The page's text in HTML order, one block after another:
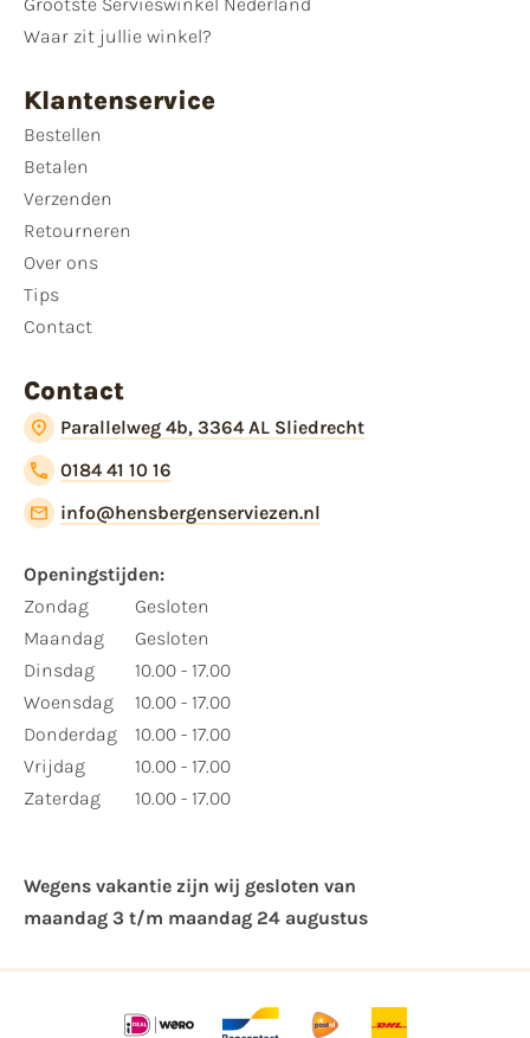
Grootste Servieswinkel Nederland
Waar zit jullie winkel?
Klantenservice
Bestellen
Betalen
Verzenden
Retourneren
Over ons
Tips
Contact
Contact
Parallelweg 4b, 3364 AL Sliedrecht
0184 41 10 16
info@hensbergenserviezen.nl
Openingstijden:
Zondag
Maandag
Dinsdag
Woensdag
Donderdag
Vrijdag
Zaterdag
Gesloten
Gesloten
10.00 - 17.00
10.00 - 17.00
10.00 - 17.00
10.00 - 17.00
10.00 - 17.00
Wegens vakantie zijn wij gesloten van ​
maandag 3 t/m maandag 24 augustus